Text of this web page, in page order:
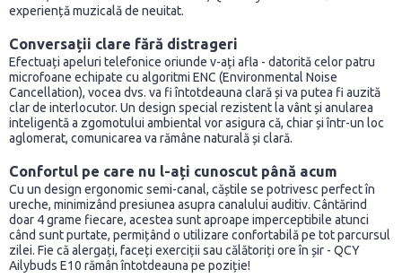
experiență muzicală de neuitat.
Conversații clare fără distrageri
Efectuați apeluri telefonice oriunde v-ați afla - datorită celor patru
microfoane echipate cu algoritmi ENC (Environmental Noise
Cancellation), vocea dvs. va fi întotdeauna clară și va putea fi auzită
clar de interlocutor. Un design special rezistent la vânt și anularea
inteligentă a zgomotului ambiental vor asigura că, chiar și într-un loc
aglomerat, comunicarea va rămâne naturală și clară.
Confortul pe care nu l-ați cunoscut până acum
Cu un design ergonomic semi-canal, căștile se potrivesc perfect în
ureche, minimizând presiunea asupra canalului auditiv. Cântărind
doar 4 grame fiecare, acestea sunt aproape imperceptibile atunci
când sunt purtate, permițând o utilizare confortabilă pe tot parcursul
zilei. Fie că alergați, faceți exerciții sau călătoriți ore în șir - QCY
Ailybuds E10 rămân întotdeauna pe poziție!